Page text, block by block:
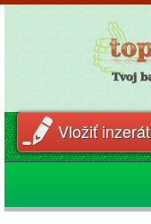
Vložiť inzerát